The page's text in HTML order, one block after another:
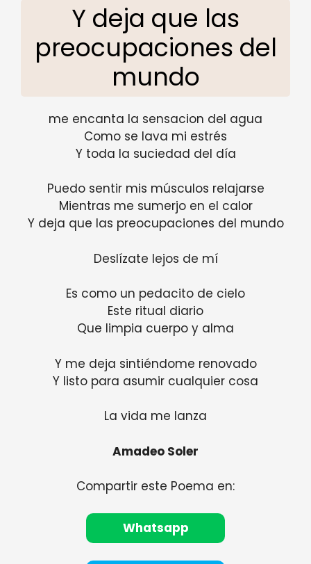
Y deja que las
preocupaciones del
mundo
me encanta la sensacion del agua
Como se lava mi estrés
Y toda la suciedad del día
Puedo sentir mis músculos relajarse
Mientras me sumerjo en el calor
Y deja que las preocupaciones del mundo
Deslízate lejos de mí
Es como un pedacito de cielo
Este ritual diario
Que limpia cuerpo y alma
Y me deja sintiéndome renovado
Y listo para asumir cualquier cosa
La vida me lanza
Amadeo Soler
Compartir este Poema en:
Whatsapp